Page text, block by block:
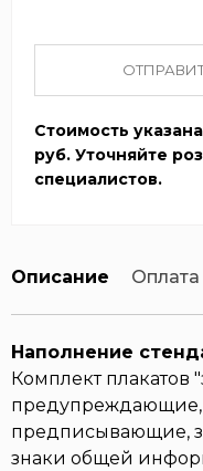
Стоимость
руб. Уточняйте
специалистов.
Описание Оплата
Наполнение
Комплект
предписывающие,
знаки общей